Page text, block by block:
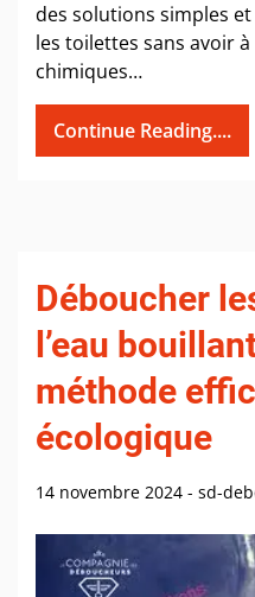
des solutions simples
les toilettes sans avoir
chimiques…
Continue Reading....
Déboucher
l’eau
méthode
écologique
14 novembre 2024 - sd-